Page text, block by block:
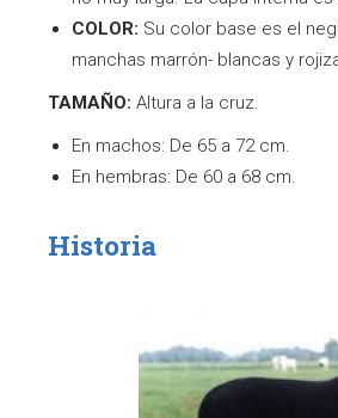
COLOR: Su color base es el
manchas marrón- blancas y
TAMAÑO: Altura a la cruz.
En machos: De 65 a 72 cm.
En hembras: De 60 a 68 cm.
Historia